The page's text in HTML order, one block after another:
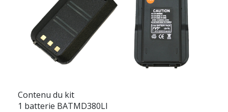
Contenu du kit
1 batterie BATMD380LI